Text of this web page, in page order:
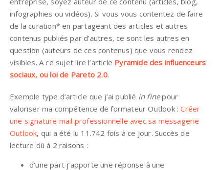
infographies ou vidéos). Si vous vous contentez de faire
de la curation* en partageant des articles et autres
contenus publiés par d’autres, ce sont les autres en
question (auteurs de ces contenus) que vous rendez
visibles. A ce sujet lire l’article Pyramide des influenceurs
sociaux, ou loi de Pareto 2.0.
Exemple type d’article que j’ai publié in finepour
valoriser ma compétence de formateur Outlook :Créer
une signature mail professionnelle avec sa messagerie
Outlook, qui a été lu 11.742 fois à ce jour. Succès de
lecture dû à 2 raisons :
d’une part j’apporte une réponse à une